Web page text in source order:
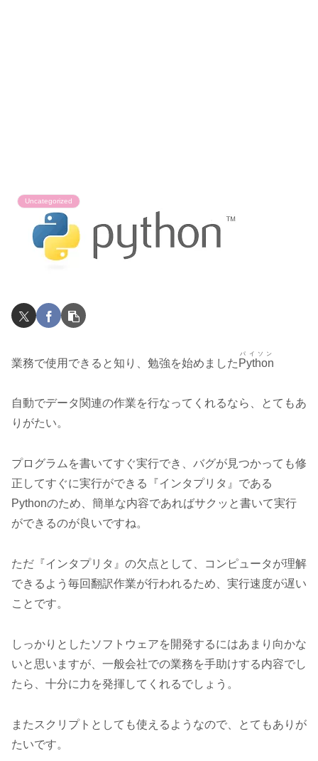
Uncategorized
業務で使用できると知り、勉強を始めました Python
パイソン
自動でデータ関連の作業を行なってくれるなら、とてもあ
りがたい。
プログラムを書いてすぐ実行でき、バグが見つかっても修
正してすぐに実行ができる『インタプリタ』である
Pythonのため、簡単な内容であればサクッと書いて実行
ができるのが良いですね。
ただ『インタプリタ』の欠点として、コンピュータが理解
できるよう毎回翻訳作業が行われるため、実行速度が遅い
ことです。
しっかりとしたソフトウェアを開発するにはあまり向かな
いと思いますが、一般会社での業務を手助けする内容でし
たら、十分に力を発揮してくれるでしょう。
またスクリプトとしても使えるようなので、とてもありが
たいです。